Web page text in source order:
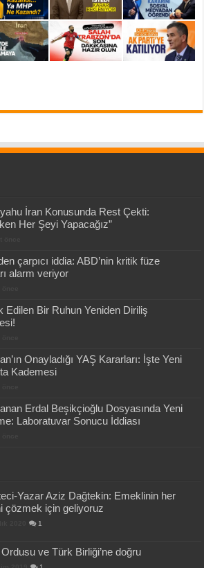
İran Konusunda Rest Çekti:
Her Şeyi Yapacağız”
çarpıcı iddia: ABD’nin kritik füze
alarm veriyor
Edilen Bir Ruhun Yeniden Diriliş
Onayladığı YAŞ Kararları: İşte Yeni
Kademesi
Erdal Beşikçioğlu Dosyasında Yeni
Laboratuvar Sonucu İddiası
Yazar Aziz Dağtekin: Emeklinin her
çözmek için geliyoruz
1
ve Türk Birliği’ne doğru